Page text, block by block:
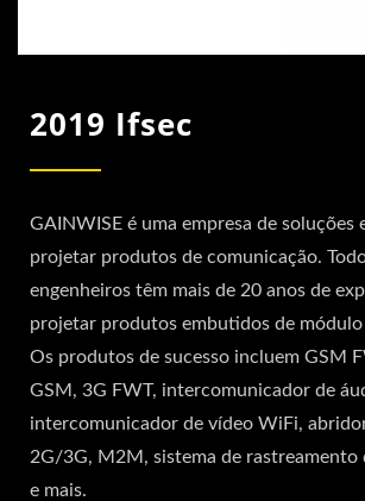
2019 Ifsec
GAINWISE é uma empresa de soluções
projetar produtos de comunicação.
engenheiros têm mais de 20 anos de
projetar produtos embutidos de
Os produtos de sucesso incluem GSM
GSM, 3G FWT, intercomunicador de
intercomunicador de vídeo WiFi,
2G/3G, M2M, sistema de rastreamento
e mais.